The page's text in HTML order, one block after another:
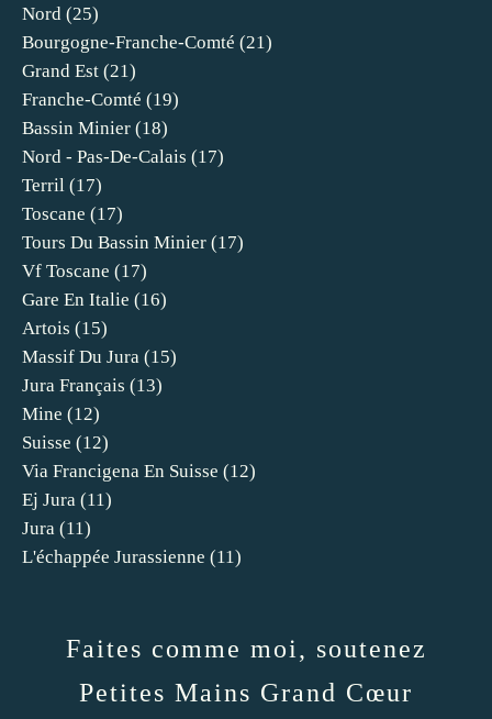
Nord (25)
Bourgogne-Franche-Comté (21)
Grand Est (21)
Franche-Comté (19)
Bassin Minier (18)
Nord - Pas-De-Calais (17)
Terril (17)
Toscane (17)
Tours Du Bassin Minier (17)
Vf Toscane (17)
Gare En Italie (16)
Artois (15)
Massif Du Jura (15)
Jura Français (13)
Mine (12)
Suisse (12)
Via Francigena En Suisse (12)
Ej Jura (11)
Jura (11)
L'échappée Jurassienne (11)
Faites comme moi, soutenez
Petites Mains Grand Cœur